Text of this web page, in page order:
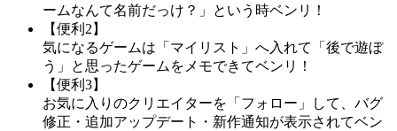
ームなんて名前だっけ？」という時ベンリ！
【便利2】
気になるゲームは「マイリスト」へ入れて「後で遊ぼ
う」と思ったゲームをメモできてベンリ！
【便利3】
お気に入りのクリエイターを「フォロー」して、バグ
修正・追加アップデート・新作通知が表示されてベン